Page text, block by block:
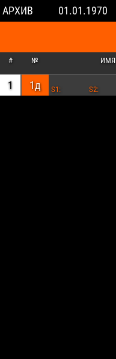
АРХИВ 01.01.1970
# № ИМЯ
1 1д S1: S2: